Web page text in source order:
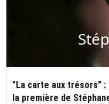
"La carte aux trésors" :
la première de